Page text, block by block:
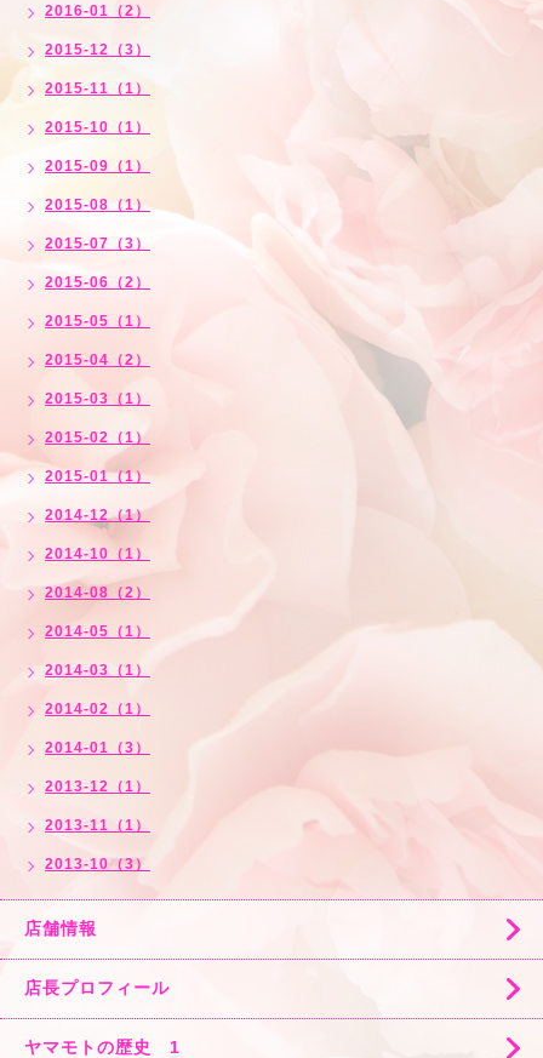
2016-01（2）
2015-12（3）
2015-11（1）
2015-10（1）
2015-09（1）
2015-08（1）
2015-07（3）
2015-06（2）
2015-05（1）
2015-04（2）
2015-03（1）
2015-02（1）
2015-01（1）
2014-12（1）
2014-10（1）
2014-08（2）
2014-05（1）
2014-03（1）
2014-02（1）
2014-01（3）
2013-12（1）
2013-11（1）
2013-10（3）
店舗情報
店長プロフィール
ヤマモトの歴史 1